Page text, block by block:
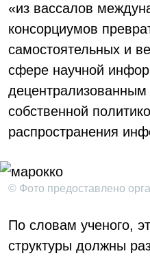
«из вассалов
консорциумов
самостоятельных и
сфере научной
децентрализованным
собственной
распространения
© Фото предоставлено
По словам ученого,
структуры должны